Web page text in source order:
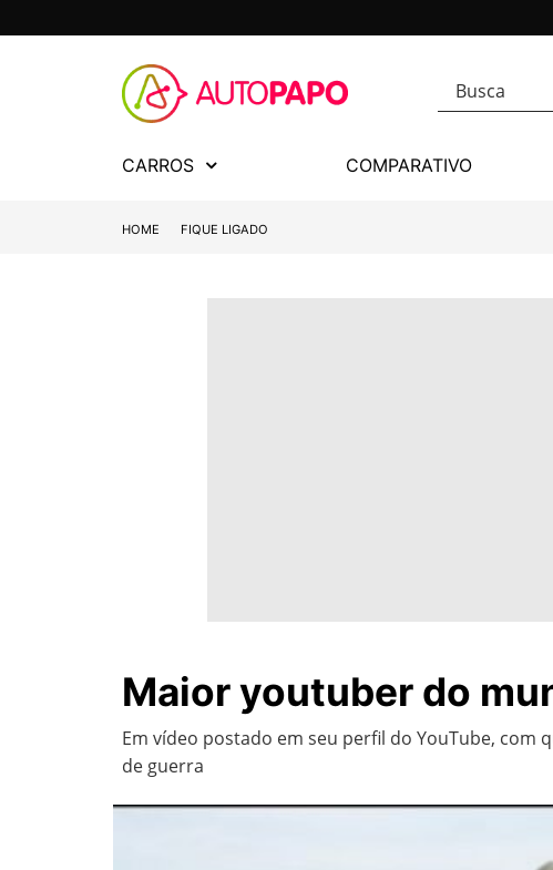
CARROS COMPARATIVO
HOME FIQUE LIGADO
Maior youtuber do
Em vídeo postado em seu perfil do YouTube, com
de guerra